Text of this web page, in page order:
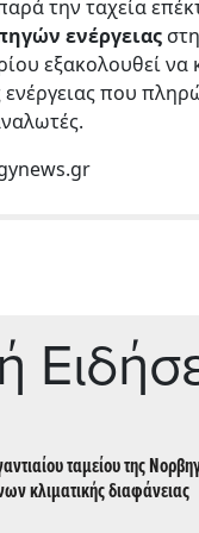
την ταχεία
ενέργειας
εξακολουθεί να
ενέργειας που
ταμείου της
κλιματικής διαφάνειας